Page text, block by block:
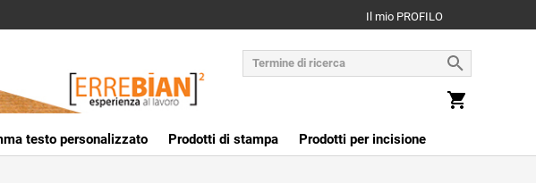
Il mio PROFILO
testo personalizzato Prodotti di stampa Prodotti per incisione